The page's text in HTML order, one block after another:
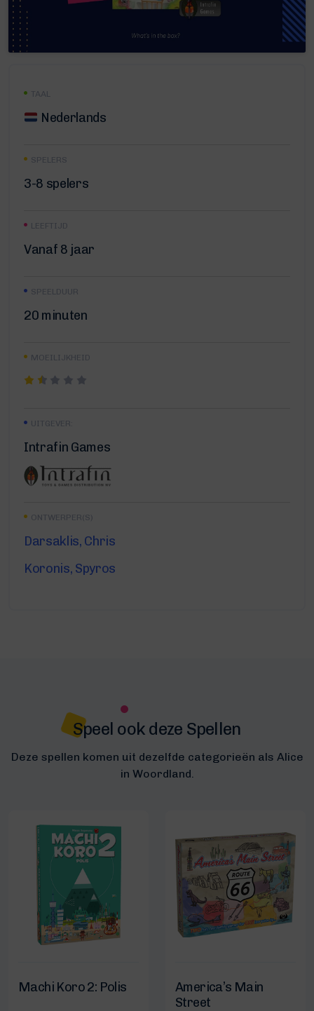
TAAL
Nederlands
SPELERS
3-8 spelers
LEEFTIJD
Vanaf 8 jaar
SPEELDUUR
20 minuten
MOEILIJKHEID
UITGEVER:
Intrafin Games
ONTWERPER(S)
Darsaklis, Chris
Koronis, Spyros
Speel ook deze Spellen
Deze spellen komen uit dezelfde categorieën als Alice
in Woordland.
Machi Koro 2: Polis
America’s Main
Street